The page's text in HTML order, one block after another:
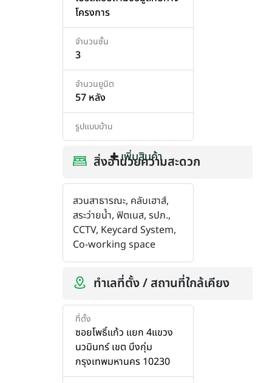
เพิ่มสินค้า
เพิ่มสินค้า
โครงการ
จำนวนชั้น
3
จำนวนยูนิต
57 หลัง
รูปแบบบ้าน
สิ่งอำนวยความสะดวก
สวนสาธารณะ, คลับเฮาส์,
สระว่ายน้ำ, ฟิตเนส, รปภ.,
CCTV, Keycard System,
Co-working space
ทำเลที่ตั้ง / สถานที่ใกล้เคียง
ที่ตั้ง
ซอยโพธิ์แก้ว แยก 4แขวง
นวมินทร์ เขต บึงกุ่ม
กรุงเทพมหานคร 10230